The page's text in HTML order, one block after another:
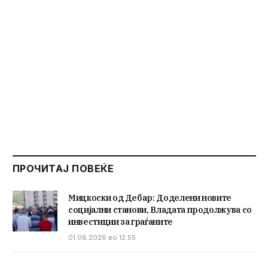
ПРОЧИТАЈ ПОВЕЌЕ
Мицкоски од Дебар: Доделени новите
социјални станови, Владата продолжува со
инвестиции за граѓаните
01.08.2026 во 12:55